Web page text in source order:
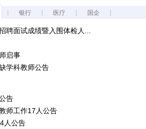
银行 医疗 国企
聘面试成绩暨入围体检人...
启事
学科教师公告
告
师工作17人公告
人公告